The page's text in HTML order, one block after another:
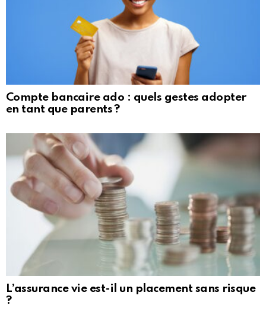
Compte bancaire ado : quels gestes adopter
en tant que parents ?
L’assurance vie est-il un placement sans risque
?